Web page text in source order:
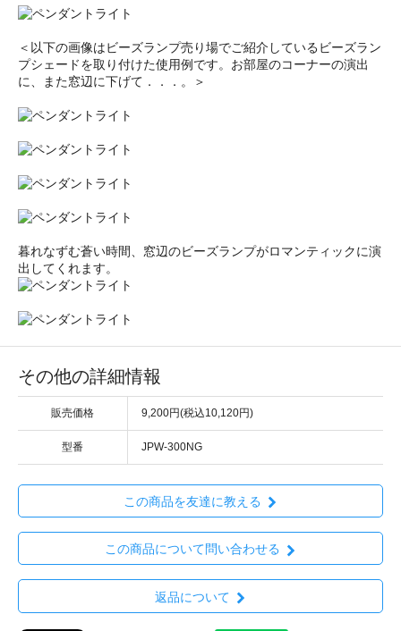
＜以下の画像はビーズランプ売り場でご紹介しているビーズラン
プシェードを取り付けた使用例です。お部屋のコーナーの演出
に、また窓辺に下げて．．．。＞
暮れなずむ蒼い時間、窓辺のビーズランプがロマンティックに演
出してくれます。
その他の詳細情報
販売価格 9,200円(税込10,120円)
型番 JPW-300NG
この商品を友達に教える
この商品について問い合わせる
返品について